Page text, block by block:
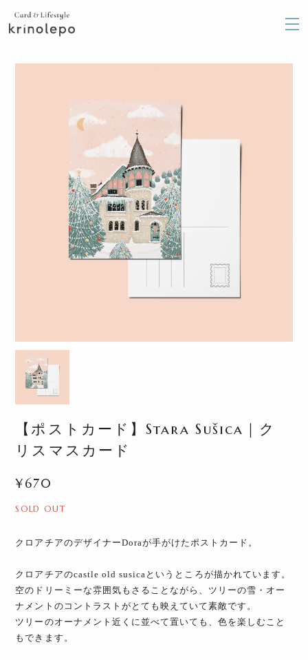
【ポストカード】Stara Sušica｜ク
リスマスカード
¥670
SOLD OUT
クロアチアのデザイナーDoraが手がけたポストカード。
クロアチアのcastle old susicaというところが描かれています。
空のドリーミーな雰囲気もさることながら、ツリーの雪・オー
ナメントのコントラストがとても映えていて素敵です。
ツリーのオーナメント近くに並べて置いても、色を楽しむこと
もできます。